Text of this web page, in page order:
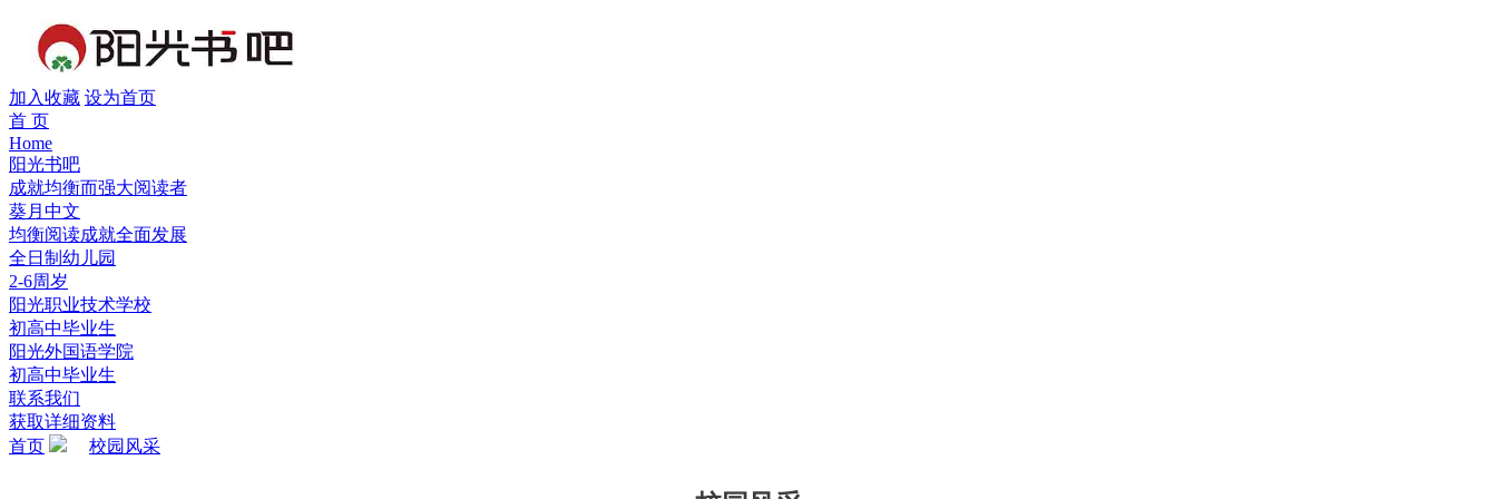
加入收藏 设为首页
首 页
Home
阳光书吧
成就均衡而强大阅读者
葵月中文
均衡阅读成就全面发展
全日制幼儿园
2-6周岁
阳光职业技术学校
初高中毕业生
阳光外国语学院
初高中毕业生
联系我们
获取详细资料
首页
校园风采